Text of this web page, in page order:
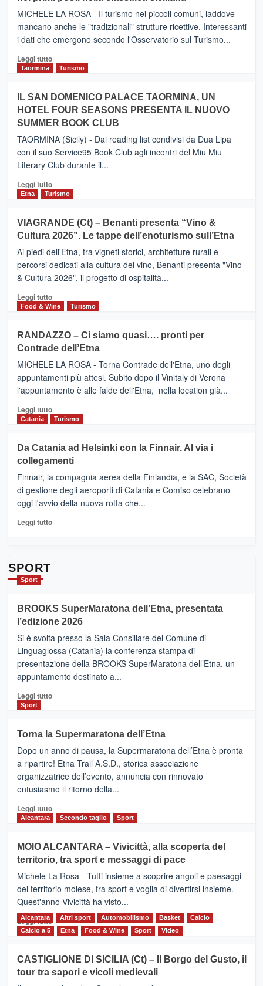
il
nuovo
collegamento
tra
e
Zanzibar
da
Neos
MICHELE LA ROSA - Il turismo nei piccoli comuni, laddove
mancano anche le "tradizionali" strutture ricettive. Interessanti
i dati che emergono secondo l'Osservatorio sul Turismo...
Leggi tuttoLeggi
PIEDIMONTE
ETNEO
–
Meta
turistica
privilegiata
secondo
dati
di
Anche
la
Alcantara
nei
primi
nella
classifica
Taormina Turismo
IL SAN DOMENICO PALACE TAORMINA, UN
HOTEL FOUR SEASONS PRESENTA IL NUOVO
SUMMER BOOK CLUB
TAORMINA (Sicily) - Dai reading list condivisi da Dua Lipa
con il suo Service95 Book Club agli incontri del Miu Miu
Literary Club durante il...
Leggi tuttoLeggi
di
IL
SAN
DOMENICO
PALACE
TAORMINA,
UN
HOTEL
FOUR
IL
NUOVO
SUMMER
CLUB
Etna Turismo
VIAGRANDE (Ct) – Benanti presenta “Vino &
Cultura 2026”. Le tappe dell’enoturismo sull’Etna
Ai piedi dell'Etna, tra vigneti storici, architetture rurali e
percorsi dedicati alla cultura del vino, Benanti presenta "Vino
& Cultura 2026", il progetto di ospitalità...
Leggi tuttoLeggi
di
VIAGRANDE
(Ct)
–
Benanti
presenta
“Vino
&
Cultura
tappe
dell’enoturismo
Food & Wine Turismo
RANDAZZO – Ci siamo quasi…. pronti per
Contrade dell’Etna
MICHELE LA ROSA - Torna Contrade dell'Etna, uno degli
appuntamenti più attesi. Subito dopo il Vinitaly di Verona
l'appuntamento è alle falde dell'Etna, nella location già...
Leggi tuttoLeggi
di
RANDAZZO
–
Ci
siamo
quasi….
pronti
per
Catania Turismo
Da Catania ad Helsinki con la Finnair. Al via i
collegamenti
Finnair, la compagnia aerea della Finlandia, e la SAC, Società
di gestione degli aeroporti di Catania e Comiso celebrano
oggi l'avvio della nuova rotta che...
Leggi tuttoLeggi
con
la
Al
via
i
collegamenti
SPORT
Sport
BROOKS SuperMaratona dell’Etna, presentata
l’edizione 2026
Si è svolta presso la Sala Consiliare del Comune di
Linguaglossa (Catania) la conferenza stampa di
presentazione della BROOKS SuperMaratona dell’Etna, un
appuntamento destinato a...
Leggi tuttoLeggi
BROOKS
SuperMaratona
dell’Etna,
presentata
l’edizione
2026
Sport
Torna la Supermaratona dell’Etna
Dopo un anno di pausa, la Supermaratona dell’Etna è pronta
a ripartire! Etna Trail A.S.D., storica associazione
organizzatrice dell’evento, annuncia con rinnovato
entusiasmo il ritorno della...
Leggi tuttoLeggi
Torna
la
Supermaratona
dell’Etna
Alcantara Secondo taglio Sport
MOIO ALCANTARA – Vivicittà, alla scoperta del
territorio, tra sport e messaggi di pace
Michele La Rosa - Tutti insieme a scoprire angoli e paesaggi
del territorio moiese, tra sport e voglia di divertirsi insieme.
Quest'anno Vivicittà ha visto...
Leggi tutto Leggi
MOIO
ALCANTARA
Alcantara Altri sport Automobilismo Basket
Calcio
Calcio a 5
Etna Food & Wine Sport Video
CASTIGLIONE DI SICILIA (Ct) – Il Borgo del Gusto, il
tour tra sapori e vicoli medievali